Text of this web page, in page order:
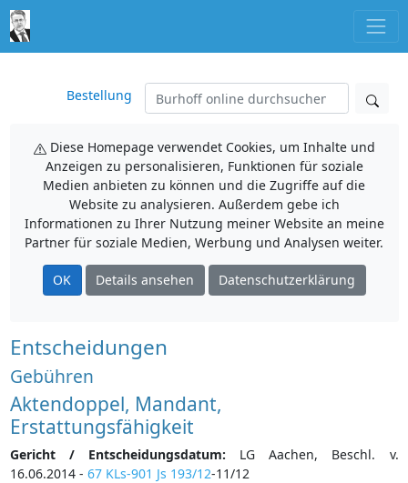
Bestellung
Diese Homepage verwendet Cookies, um Inhalte und
Anzeigen zu personalisieren, Funktionen für soziale
Medien anbieten zu können und die Zugriffe auf die
Website zu analysieren. Außerdem gebe ich
Informationen zu Ihrer Nutzung meiner Website an meine
Partner für soziale Medien, Werbung und Analysen weiter.
OK Details ansehen Datenschutzerklärung
Entscheidungen
Gebühren
Aktendoppel, Mandant,
Erstattungsfähigkeit
Gericht / Entscheidungsdatum: LG Aachen, Beschl. v.
16.06.2014 - 67 KLs-901 Js 193/12-11/12